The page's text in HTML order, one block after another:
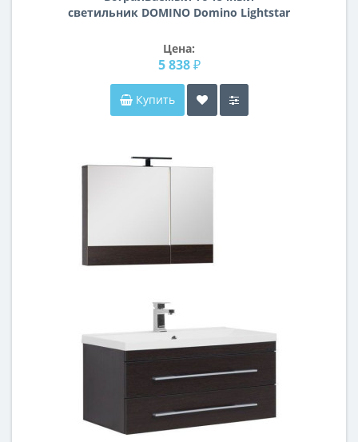
светильник DOMINO Domino Lightstar
Цена:
5 838 ₽
Купить